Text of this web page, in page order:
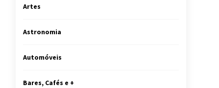
Artes
Astronomia
Automóveis
Bares, Cafés e +